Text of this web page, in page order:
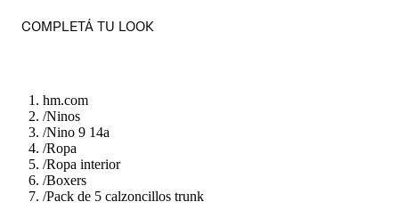
COMPLETÁ TU LOOK
hm.com
/Ninos
/Nino 9 14a
/Ropa
/Ropa interior
/Boxers
/Pack de 5 calzoncillos trunk